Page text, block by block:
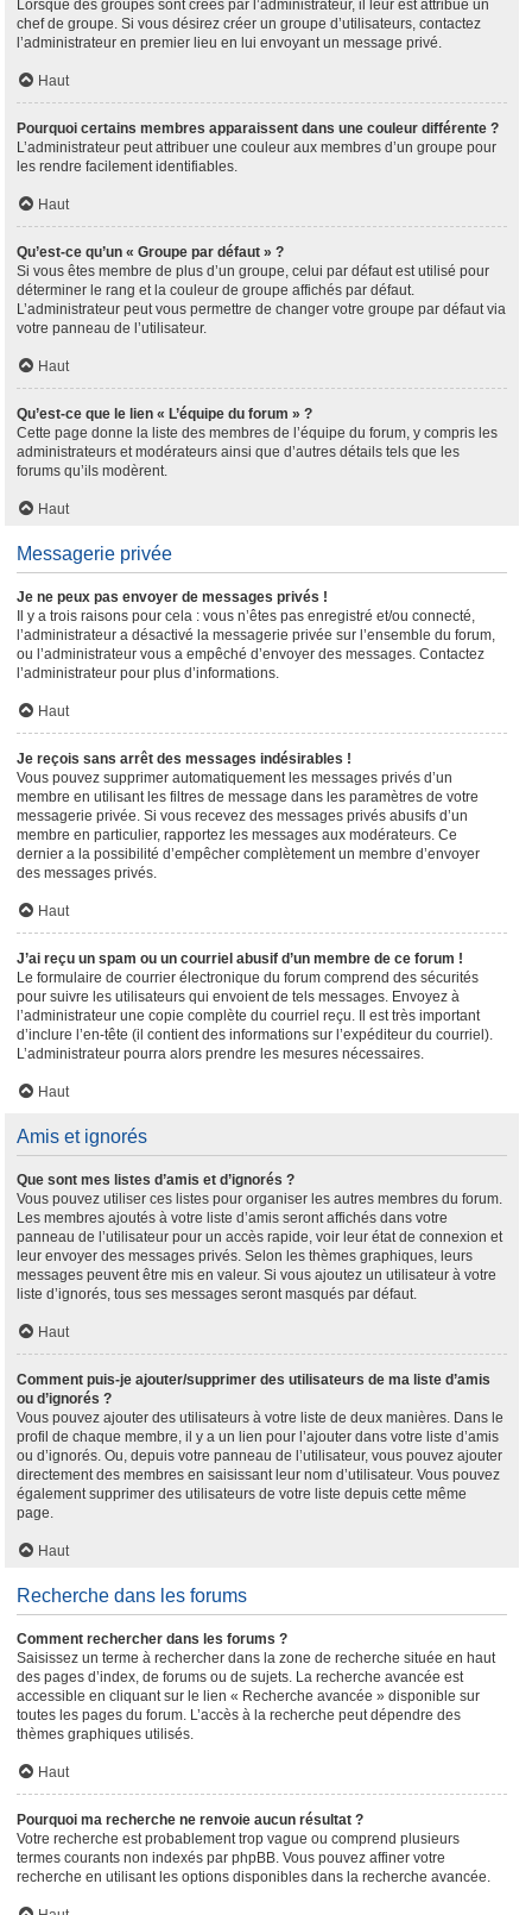
Lorsque des groupes sont créés par l’administrateur, il leur est attribué un
chef de groupe. Si vous désirez créer un groupe d’utilisateurs, contactez
l’administrateur en premier lieu en lui envoyant un message privé.
Haut
Pourquoi certains membres apparaissent dans une couleur différente ?
L’administrateur peut attribuer une couleur aux membres d’un groupe pour
les rendre facilement identifiables.
Haut
Qu’est-ce qu’un « Groupe par défaut » ?
Si vous êtes membre de plus d’un groupe, celui par défaut est utilisé pour
déterminer le rang et la couleur de groupe affichés par défaut.
L’administrateur peut vous permettre de changer votre groupe par défaut via
votre panneau de l’utilisateur.
Haut
Qu’est-ce que le lien « L’équipe du forum » ?
Cette page donne la liste des membres de l’équipe du forum, y compris les
administrateurs et modérateurs ainsi que d’autres détails tels que les
forums qu’ils modèrent.
Haut
Messagerie privée
Je ne peux pas envoyer de messages privés !
Il y a trois raisons pour cela : vous n’êtes pas enregistré et/ou connecté,
l’administrateur a désactivé la messagerie privée sur l’ensemble du forum,
ou l’administrateur vous a empêché d’envoyer des messages. Contactez
l’administrateur pour plus d’informations.
Haut
Je reçois sans arrêt des messages indésirables !
Vous pouvez supprimer automatiquement les messages privés d’un
membre en utilisant les filtres de message dans les paramètres de votre
messagerie privée. Si vous recevez des messages privés abusifs d’un
membre en particulier, rapportez les messages aux modérateurs. Ce
dernier a la possibilité d’empêcher complètement un membre d’envoyer
des messages privés.
Haut
J’ai reçu un spam ou un courriel abusif d’un membre de ce forum !
Le formulaire de courrier électronique du forum comprend des sécurités
pour suivre les utilisateurs qui envoient de tels messages. Envoyez à
l’administrateur une copie complète du courriel reçu. Il est très important
d’inclure l’en-tête (il contient des informations sur l’expéditeur du courriel).
L’administrateur pourra alors prendre les mesures nécessaires.
Haut
Amis et ignorés
Que sont mes listes d’amis et d’ignorés ?
Vous pouvez utiliser ces listes pour organiser les autres membres du forum.
Les membres ajoutés à votre liste d’amis seront affichés dans votre
panneau de l’utilisateur pour un accès rapide, voir leur état de connexion et
leur envoyer des messages privés. Selon les thèmes graphiques, leurs
messages peuvent être mis en valeur. Si vous ajoutez un utilisateur à votre
liste d’ignorés, tous ses messages seront masqués par défaut.
Haut
Comment puis-je ajouter/supprimer des utilisateurs de ma liste d’amis
ou d’ignorés ?
Vous pouvez ajouter des utilisateurs à votre liste de deux manières. Dans le
profil de chaque membre, il y a un lien pour l’ajouter dans votre liste d’amis
ou d’ignorés. Ou, depuis votre panneau de l’utilisateur, vous pouvez ajouter
directement des membres en saisissant leur nom d’utilisateur. Vous pouvez
également supprimer des utilisateurs de votre liste depuis cette même
page.
Haut
Recherche dans les forums
Comment rechercher dans les forums ?
Saisissez un terme à rechercher dans la zone de recherche située en haut
des pages d’index, de forums ou de sujets. La recherche avancée est
accessible en cliquant sur le lien « Recherche avancée » disponible sur
toutes les pages du forum. L’accès à la recherche peut dépendre des
thèmes graphiques utilisés.
Haut
Pourquoi ma recherche ne renvoie aucun résultat ?
Votre recherche est probablement trop vague ou comprend plusieurs
termes courants non indexés par phpBB. Vous pouvez affiner votre
recherche en utilisant les options disponibles dans la recherche avancée.